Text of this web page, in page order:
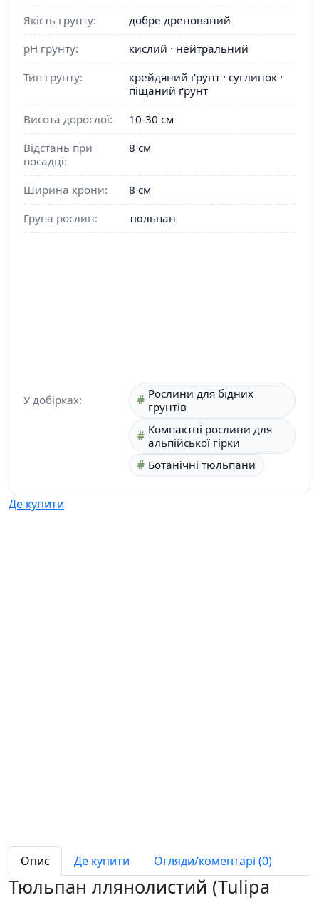
Якість грунту:
добре дренований
pH грунту:
кислий · нейтральний
Тип грунту:
крейдяний ґрунт · суглинок ·
піщаний ґрунт
Висота дорослої:
10-30 см
Відстань при
посадці:
8 см
Ширина крони:
8 см
Група рослин:
тюльпан
У добірках:
Рослини для бідних
грунтів
Компактні рослини для
альпійської гірки
Ботанічні тюльпани
Де купити
Опис Де купити Огляди/коментарі (0)
Тюльпан ллянолистий (Tulipa